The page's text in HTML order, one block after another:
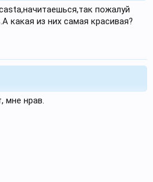
пожалуй
какая из них самая красивая?
мне нрав.